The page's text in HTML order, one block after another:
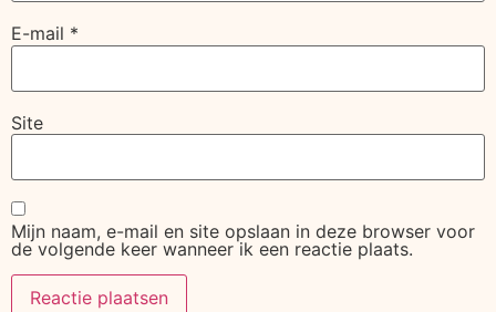
E-mail *
Site
Mijn naam, e-mail en site opslaan in deze browser voor
de volgende keer wanneer ik een reactie plaats.